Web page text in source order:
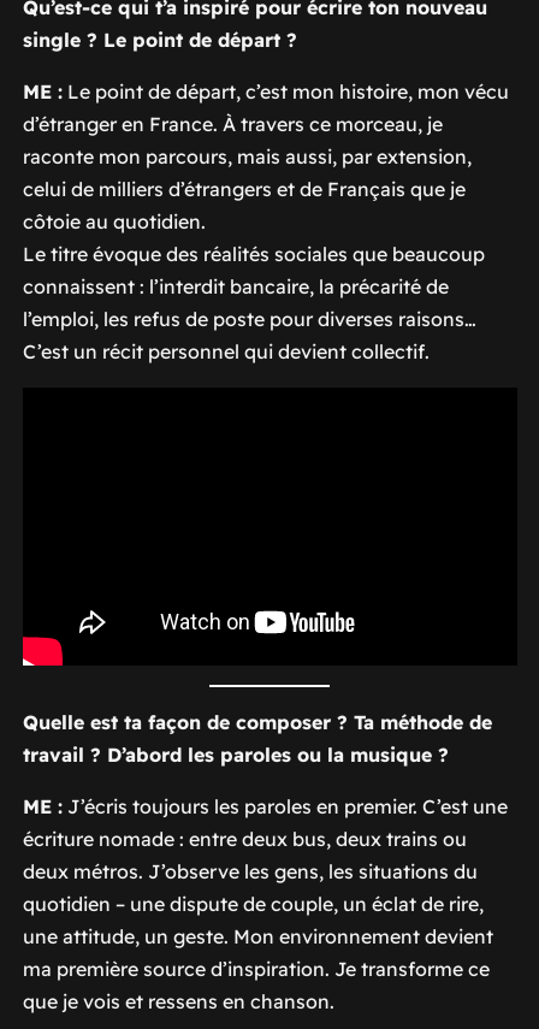
Qu’est-ce qui t’a inspiré pour écrire ton nouveau
single ? Le point de départ ?
ME :Le point de départ, c’est mon histoire, mon vécu
d’étranger en France. À travers ce morceau, je
raconte mon parcours, mais aussi, par extension,
celui de milliers d’étrangers et de Français que je
côtoie au quotidien.
Le titre évoque des réalités sociales que beaucoup
connaissent : l’interdit bancaire, la précarité de
l’emploi, les refus de poste pour diverses raisons…
C’est un récit personnel qui devient collectif.
Quelle est ta façon de composer ? Ta méthode de
travail ? D’abord les paroles ou la musique ?
ME :J’écris toujours les paroles en premier. C’est une
écriture nomade : entre deux bus, deux trains ou
deux métros. J’observe les gens, les situations du
quotidien – une dispute de couple, un éclat de rire,
une attitude, un geste. Mon environnement devient
ma première source d’inspiration. Je transforme ce
que je vois et ressens en chanson.